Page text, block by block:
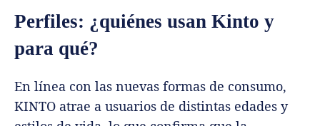
Perfiles: ¿quiénes usan Kinto y
para qué?
En línea con las nuevas formas de consumo,
KINTO atrae a usuarios de distintas edades y